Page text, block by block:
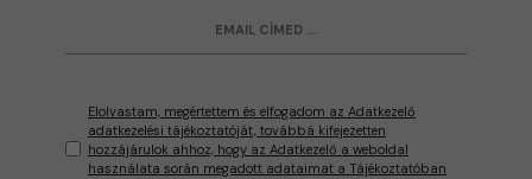
Elolvastam, megértettem és elfogadom az Adatkezelő
adatkezelési tájékoztatóját, továbbá kifejezetten
hozzájárulok ahhoz, hogy az Adatkezelő a weboldal
használata során megadott adataimat a Tájékoztatóban